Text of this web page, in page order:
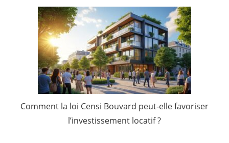
Comment la loi Censi Bouvard peut-elle favoriser
l’investissement locatif ?